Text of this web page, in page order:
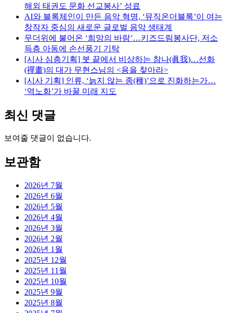
해외 태권도 문화 선교봉사’ 성료
AI와 블록체인이 만든 음악 혁명, ‘뮤직온더블록’이 여는
창작자 중심의 새로운 글로벌 음악 생태계
무더위에 불어온 ‘희망의 바람’…키즈드림봉사단, 저소
득층 아동에 손선풍기 기탁
[시사 심층기획] 붓 끝에서 비상하는 참나(眞我)…선화
(禪畫)의 대가 무현스님의 <용을 찾아라>
[시사 기획] 인류, ‘늙지 않는 종(種)’으로 진화하는가…
‘역노화’가 바꿀 미래 지도
최신 댓글
보여줄 댓글이 없습니다.
보관함
2026년 7월
2026년 6월
2026년 5월
2026년 4월
2026년 3월
2026년 2월
2026년 1월
2025년 12월
2025년 11월
2025년 10월
2025년 9월
2025년 8월